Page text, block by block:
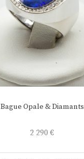
Bague Opale & Diamants
2 290 €